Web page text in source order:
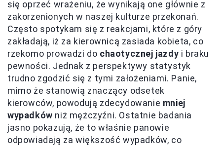
się oprzeć wrażeniu, że wynikają one głównie z
zakorzenionych w naszej kulturze przekonań.
Często spotykam się z reakcjami, które z góry
zakładają, iż za kierownicą zasiada kobieta, co
rzekomo prowadzi do chaotycznej jazdy i braku
pewności. Jednak z perspektywy statystyk
trudno zgodzić się z tymi założeniami. Panie,
mimo że stanowią znaczący odsetek
kierowców, powodują zdecydowanie mniej
wypadków niż mężczyźni. Ostatnie badania
jasno pokazują, że to właśnie panowie
odpowiadają za większość wypadków, co